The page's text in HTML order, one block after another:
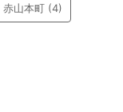
赤山本町 (4)